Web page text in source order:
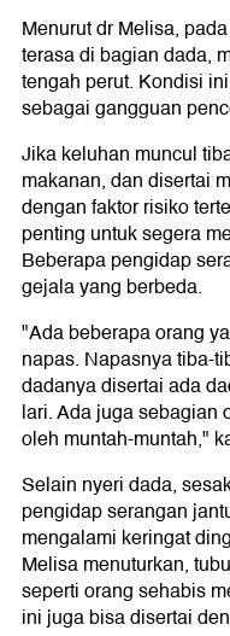
Menurut dr Melisa,
terasa di bagian dada,
tengah perut. Kondisi
sebagai gangguan
Jika keluhan muncul
makanan, dan disertai
dengan faktor risiko
penting untuk segera
Beberapa pengidap
gejala yang berbeda.
"Ada beberapa orang
napas. Napasnya tiba-
dadanya disertai ada
lari. Ada juga sebagian
oleh muntah-muntah,"
Selain nyeri dada,
pengidap serangan
mengalami keringat
Melisa menuturkan,
seperti orang sehabis
ini juga bisa disertai